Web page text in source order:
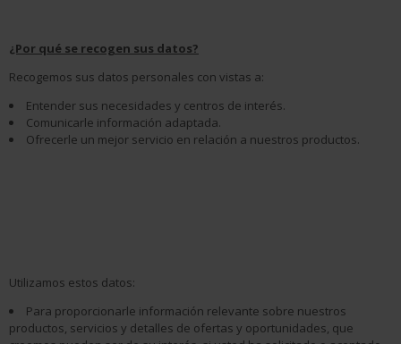
¿Por qué se recogen sus datos?
Recogemos sus datos personales con vistas a:
Entender sus necesidades y centros de interés.
Comunicarle información adaptada.
Ofrecerle un mejor servicio en relación a nuestros productos.
Utilizamos estos datos:
Para proporcionarle información relevante sobre nuestros
productos, servicios y detalles de ofertas y oportunidades, que